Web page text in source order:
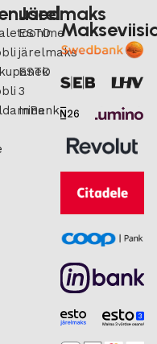
Järelmaks
ESTO
järelmaks
ESTO
3
InBank